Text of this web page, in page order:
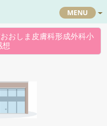
MENU
おしま皮膚科形成外科小
想